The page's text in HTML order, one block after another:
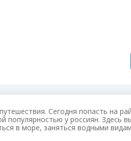
Сегодня попасть на
популярностью у россиян. Здесь
в море, заняться водными